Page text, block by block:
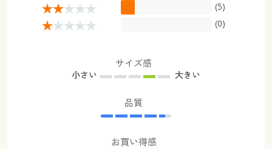
よくある質問とお問い合わせ
(5)
(0)
サイズ感
小さい 大きい
品質
お買い得感